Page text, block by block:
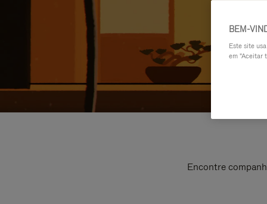
Encontre
BEM-
Este site
em "Aceitar